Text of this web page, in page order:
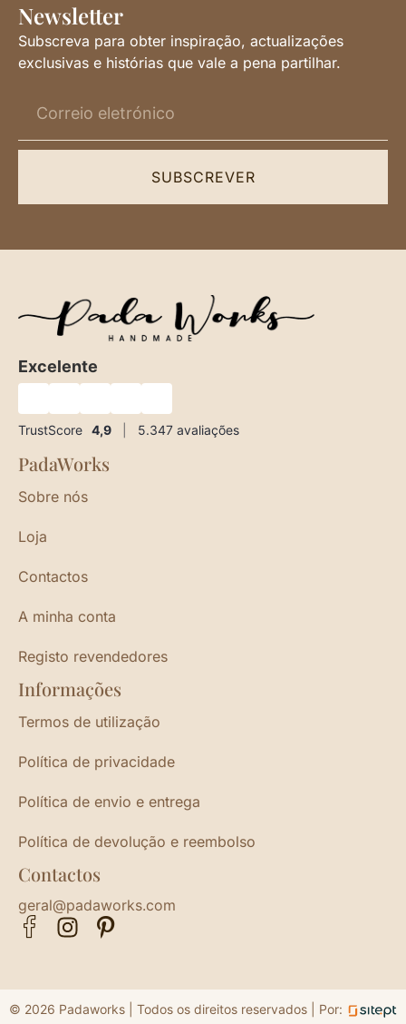
Newsletter
Subscreva para obter inspiração, actualizações
exclusivas e histórias que vale a pena partilhar.
SUBSCREVER
Excelente
TrustScore 4,9 5.347 avaliações
PadaWorks
Sobre nós
Loja
Contactos
A minha conta
Registo revendedores
Informações
Termos de utilização
Política de privacidade
Política de envio e entrega
Política de devolução e reembolso
Contactos
geral@padaworks.com
© 2026 Padaworks | Todos os direitos reservados | Por: